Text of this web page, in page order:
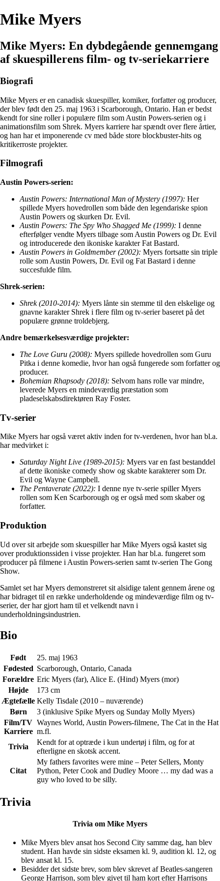
Mike Myers
Mike Myers: En dybdegående gennemgang
af skuespillerens film- og tv-seriekarriere
Biografi
Mike Myers er en canadisk skuespiller, komiker, forfatter og producer,
der blev født den 25. maj 1963 i Scarborough, Ontario. Han er bedst
kendt for sine roller i populære film som Austin Powers-serien og i
animationsfilm som Shrek. Myers karriere har spændt over flere årtier,
og han har et imponerende cv med både store blockbuster-hits og
kritikerroste projekter.
Filmografi
Austin Powers-serien:
Austin Powers: International Man of Mystery (1997): Her
spillede Myers hovedrollen som både den legendariske spion
Austin Powers og skurken Dr. Evil.
Austin Powers: The Spy Who Shagged Me (1999): I denne
efterfølger vendte Myers tilbage som Austin Powers og Dr. Evil
og introducerede den ikoniske karakter Fat Bastard.
Austin Powers in Goldmember (2002): Myers fortsatte sin triple
rolle som Austin Powers, Dr. Evil og Fat Bastard i denne
succesfulde film.
Shrek-serien:
Shrek (2010-2014): Myers lånte sin stemme til den elskelige og
gnavne karakter Shrek i flere film og tv-serier baseret på det
populære grønne troldebjerg.
Andre bemærkelsesværdige projekter:
The Love Guru (2008): Myers spillede hovedrollen som Guru
Pitka i denne komedie, hvor han også fungerede som forfatter og
producer.
Bohemian Rhapsody (2018): Selvom hans rolle var mindre,
leverede Myers en mindeværdig præstation som
pladeselskabsdirektøren Ray Foster.
Tv-serier
Mike Myers har også været aktiv inden for tv-verdenen, hvor han bl.a.
har medvirket i:
Saturday Night Live (1989-2015): Myers var en fast bestanddel
af dette ikoniske comedy show og skabte karakterer som Dr.
Evil og Wayne Campbell.
The Pentaverate (2022): I denne nye tv-serie spiller Myers
rollen som Ken Scarborough og er også med som skaber og
forfatter.
Produktion
Ud over sit arbejde som skuespiller har Mike Myers også kastet sig
over produktionssiden i visse projekter. Han har bl.a. fungeret som
producer på filmene i Austin Powers-serien samt tv-serien The Gong
Show.
Samlet set har Myers demonstreret sit alsidige talent gennem årene og
har bidraget til en række underholdende og mindeværdige film og tv-
serier, der har gjort ham til et velkendt navn i
underholdningsindustrien.
Bio
Født
25. maj 1963
Fødested Scarborough, Ontario, Canada
Forældre Eric Myers (far), Alice E. (Hind) Myers (mor)
Højde
173 cm
Ægtefælle Kelly Tisdale (2010 – nuværende)
Børn
3 (inklusive Spike Myers og Sunday Molly Myers)
Film/TV
Karriere
Waynes World, Austin Powers-filmene, The Cat in the Hat
m.fl.
Trivia
Kendt for at optræde i kun undertøj i film, og for at
efterligne en skotsk accent.
Citat
My fathers favorites were mine – Peter Sellers, Monty
Python, Peter Cook and Dudley Moore … my dad was a
guy who loved to be silly.
Trivia
Trivia om Mike Myers
Mike Myers blev ansat hos Second City samme dag, han blev
student. Han havde sin sidste eksamen kl. 9, audition kl. 12, og
blev ansat kl. 15.
Besidder det sidste brev, som blev skrevet af Beatles-sangeren
George Harrison, som blev givet til ham kort efter Harrisons